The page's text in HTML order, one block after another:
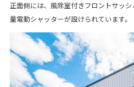
正面側には、風除室付きフロントサッ
量電動シャッターが設けられています。